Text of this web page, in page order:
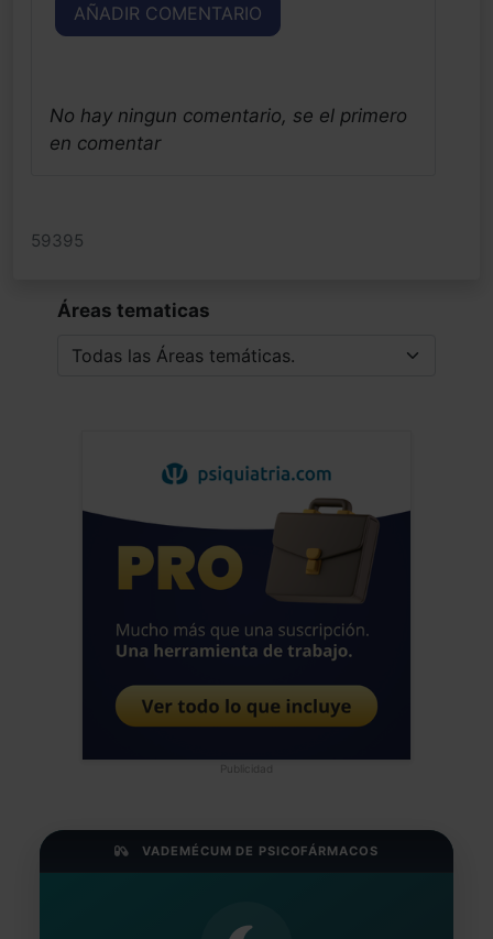
AÑADIR COMENTARIO
No hay ningun comentario, se el primero
en comentar
59395
Áreas tematicas
Publicidad
VADEMÉCUM DE PSICOFÁRMACOS